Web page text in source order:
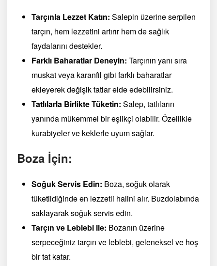
Tarçınla Lezzet Katın: Salepin üzerine serpilen
tarçın, hem lezzetini artırır hem de sağlık
faydalarını destekler.
Farklı Baharatlar Deneyin: Tarçının yanı sıra
muskat veya karanfil gibi farklı baharatlar
ekleyerek değişik tatlar elde edebilirsiniz.
Tatlılarla Birlikte Tüketin: Salep, tatlıların
yanında mükemmel bir eşlikçi olabilir. Özellikle
kurabiyeler ve keklerle uyum sağlar.
Boza İçin:
Soğuk Servis Edin: Boza, soğuk olarak
tüketildiğinde en lezzetli halini alır. Buzdolabında
saklayarak soğuk servis edin.
Tarçın ve Leblebi ile: Bozanın üzerine
serpeceğiniz tarçın ve leblebi, geleneksel ve hoş
bir tat katar.